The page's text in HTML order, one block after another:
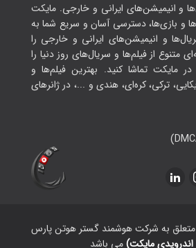
و انیمیشن‌های ایرانی و خارجی. مایکت
و بازی‌ها، دسترسی آسان و سریع شما به
و انیمیشن‌های ایرانی و خارجی را
متنوع از فیلم‌ها و سریال‌های روز دنیا را
مایکت تماشا کنید. بهترین فیلم‌ها و
ترکی، کره‌ای، هندی و ...، در ژانرهای
به شرکت هوشمند گستر هوتن پارس
اندرویدی مایکت)می باشد